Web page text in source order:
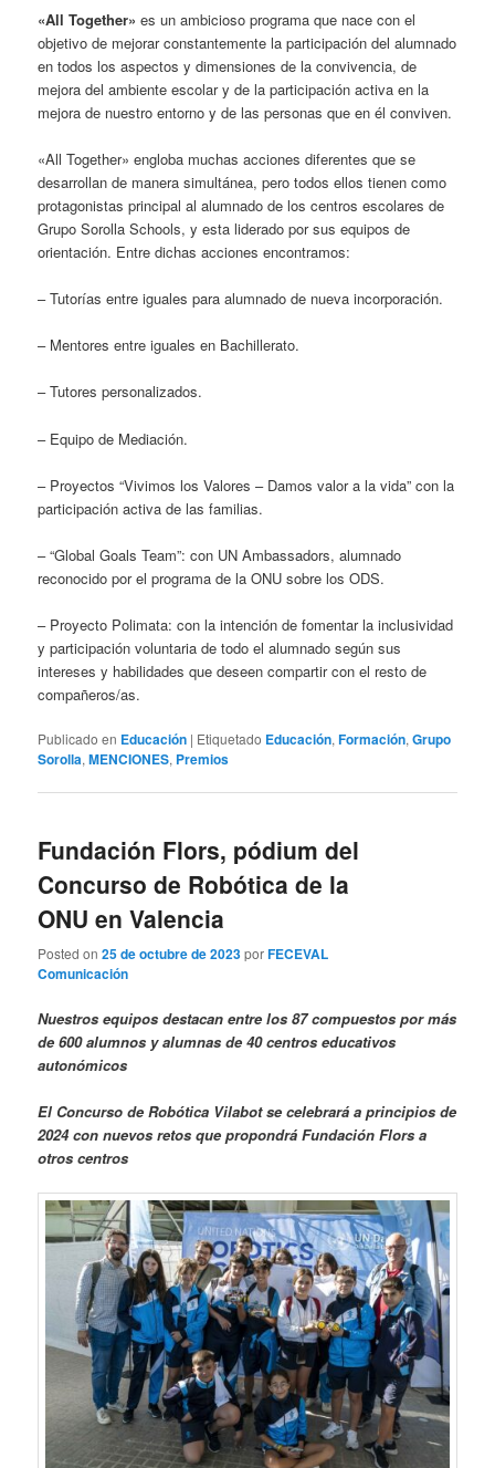
«All Together» es un ambicioso programa que nace con el
objetivo de mejorar constantemente la participación del alumnado
en todos los aspectos y dimensiones de la convivencia, de
mejora del ambiente escolar y de la participación activa en la
mejora de nuestro entorno y de las personas que en él conviven.
«All Together» engloba muchas acciones diferentes que se
desarrollan de manera simultánea, pero todos ellos tienen como
protagonistas principal al alumnado de los centros escolares de
Grupo Sorolla Schools, y esta liderado por sus equipos de
orientación. Entre dichas acciones encontramos:
– Tutorías entre iguales para alumnado de nueva incorporación.
– Mentores entre iguales en Bachillerato.
– Tutores personalizados.
– Equipo de Mediación.
– Proyectos “Vivimos los Valores – Damos valor a la vida” con la
participación activa de las familias.
– “Global Goals Team”: con UN Ambassadors, alumnado
reconocido por el programa de la ONU sobre los ODS.
– Proyecto Polimata: con la intención de fomentar la inclusividad
y participación voluntaria de todo el alumnado según sus
intereses y habilidades que deseen compartir con el resto de
compañeros/as.
Publicado en Educación | Etiquetado Educación,Formación,Grupo
Sorolla,MENCIONES, Premios
Fundación Flors, pódium del
Concurso de Robótica de la
ONU en Valencia
Posted on25 de octubre de 2023porFECEVAL
Comunicación
Nuestros equipos destacan entre los 87 compuestos por más
de 600 alumnos y alumnas de 40 centros educativos
autonómicos
El Concurso de Robótica Vilabot se celebrará a principios de
2024 con nuevos retos que propondrá Fundación Flors a
otros centros